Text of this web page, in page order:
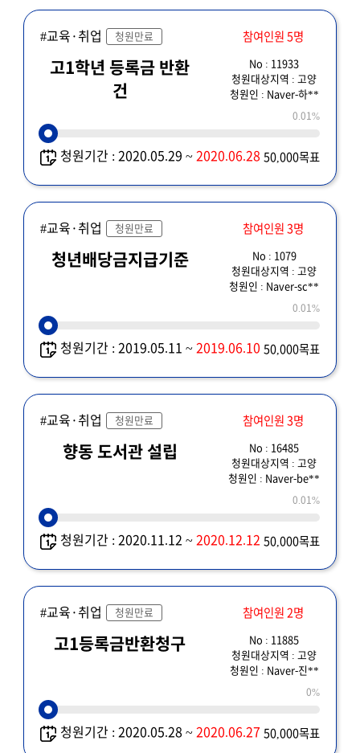
#교육·취업 청원만료 참여인원 5명
고1학년 등록금 반환
건
No : 11933
청원대상지역 : 고양
청원인 : Naver-하**
0.01%
청원기간 : 2020.05.29 ~2020.06.28 50,000목표
#교육·취업 청원만료 참여인원 3명
청년배당금지급기준
No : 1079
청원대상지역 : 고양
청원인 : Naver-sc**
0.01%
청원기간 : 2019.05.11 ~2019.06.10 50,000목표
#교육·취업 청원만료 참여인원 3명
향동 도서관 설립
No : 16485
청원대상지역 : 고양
청원인 : Naver-be**
0.01%
청원기간 : 2020.11.12 ~2020.12.12 50,000목표
#교육·취업 청원만료 참여인원 2명
고1등록금반환청구
No : 11885
청원대상지역 : 고양
청원인 : Naver-진**
0%
청원기간 : 2020.05.28 ~2020.06.27 50,000목표